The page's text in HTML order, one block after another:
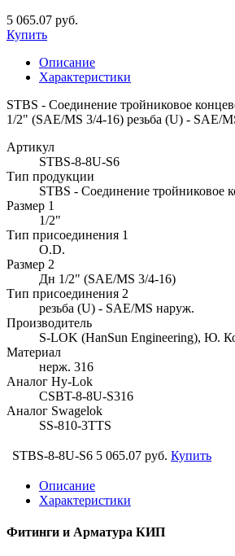
5 065.07 руб.
Купить
Описание
Характеристики
STBS - Соединение тройниковое
1/2" (SAE/MS 3/4-16) резьба (U) - SAE/
Артикул
STBS-8-8U-S6
Тип продукции
STBS - Соединение тройниковое
Размер 1
1/2"
Тип присоединения 1
O.D.
Размер 2
Дн 1/2" (SAE/MS 3/4-16)
Тип присоединения 2
резьба (U) - SAE/MS наруж.
Производитель
S-LOK (HanSun Engineering), Ю.
Материал
нерж. 316
Аналог Hy-Lok
CSBT-8-8U-S316
Аналог Swagelok
SS-810-3TTS
STBS-8-8U-S6 5 065.07 руб. Купить
Описание
Характеристики
Фитинги и Арматура КИП